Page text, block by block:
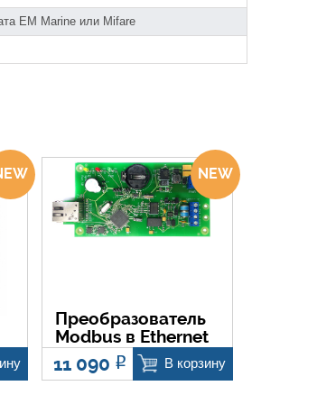
EM Marine или Mifare
Преобразователь
Modbus в Ethernet
11 090 Р В корзину